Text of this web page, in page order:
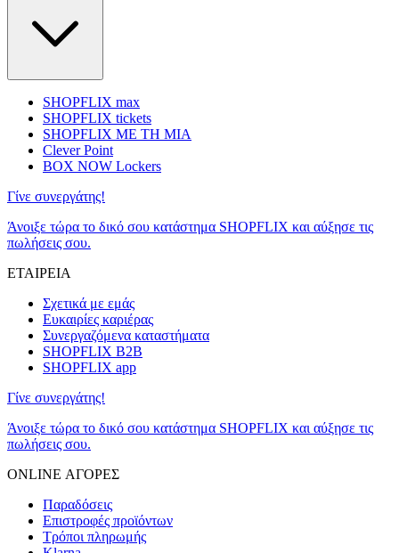
SHOPFLIX max
SHOPFLIX tickets
SHOPFLIX ΜΕ ΤΗ ΜΙΑ
Clever Point
BOX NOW Lockers
Γίνε συνεργάτης!
Άνοιξε τώρα το δικό σου κατάστημα SHOPFLIX και αύξησε τις
πωλήσεις σου.
ΕΤΑΙΡΕΙΑ
Σχετικά με εμάς
Ευκαιρίες καριέρας
Συνεργαζόμενα καταστήματα
SHOPFLIX B2B
SHOPFLIX app
Γίνε συνεργάτης!
Άνοιξε τώρα το δικό σου κατάστημα SHOPFLIX και αύξησε τις
πωλήσεις σου.
ONLINE ΑΓΟΡΕΣ
Παραδόσεις
Επιστροφές προϊόντων
Τρόποι πληρωμής